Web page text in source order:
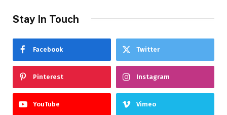
Stay In Touch
Facebook Twitter
Pinterest Instagram
YouTube Vimeo